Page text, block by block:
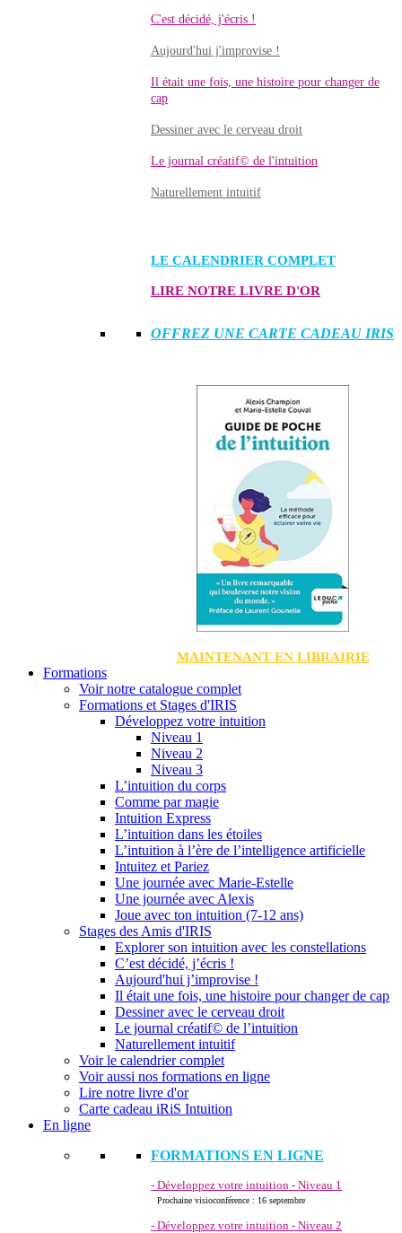
C'est décidé, j'écris !
Aujourd'hui j'improvise !
Il était une fois, une histoire pour changer de
cap
Dessiner avec le cerveau droit
Le journal créatif© de l'intuition
Naturellement intuitif
LE CALENDRIER COMPLET
LIRE NOTRE LIVRE D'OR
OFFREZ UNE CARTE CADEAU IRIS
MAINTENANT EN LIBRAIRIE
Formations
Voir notre catalogue complet
Formations et Stages d'IRIS
Développez votre intuition
Niveau 1
Niveau 2
Niveau 3
L’intuition du corps
Comme par magie
Intuition Express
L’intuition dans les étoiles
L’intuition à l’ère de l’intelligence artificielle
Intuitez et Pariez
Une journée avec Marie-Estelle
Une journée avec Alexis
Joue avec ton intuition (7-12 ans)
Stages des Amis d'IRIS
Explorer son intuition avec les constellations
C’est décidé, j’écris !
Aujourd'hui j’improvise !
Il était une fois, une histoire pour changer de cap
Dessiner avec le cerveau droit
Le journal créatif© de l’intuition
Naturellement intuitif
Voir le calendrier complet
Voir aussi nos formations en ligne
Lire notre livre d'or
Carte cadeau iRiS Intuition
En ligne
FORMATIONS EN LIGNE
- Développez votre intuition - Niveau 1
Prochaine visioconférence : 16 septembre
- Développez votre intuition - Niveau 2